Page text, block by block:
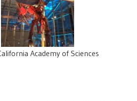
Academy of Sciences